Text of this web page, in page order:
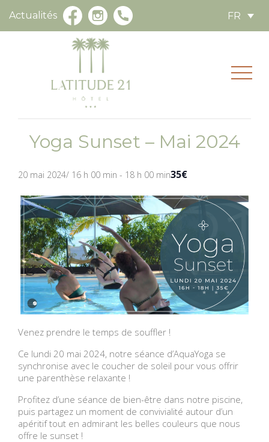
Actualités FR
« Tous les Évènements
Cet évènement est passé.
Yoga Sunset – Mai 2024
20 mai 2024/ 16 h 00 min - 18 h 00 min35€
Venez prendre le temps de souffler !
Ce lundi 20 mai 2024, notre séance d’AquaYoga se
synchronise avec le coucher de soleil pour vous offrir
une parenthèse relaxante !
Profitez d’une séance de bien-être dans notre piscine,
puis partagez un moment de convivialité autour d’un
apéritif tout en admirant les belles couleurs que nous
offre le sunset !